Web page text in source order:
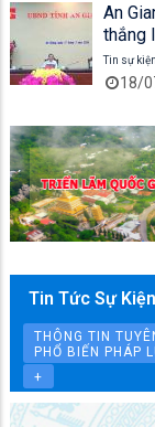
An
Tin sự kiện
18/
Tin Tức Sự Kiện
THÔNG TIN
PHỔ BIẾN PHÁP
+